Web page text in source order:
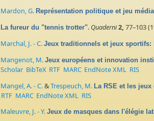
Mardon, G. Représentation politique et jeu
La fureur du "tennis trotter". Quaderni2, 77–103
Marchal, J. - C. Jeux traditionnels et jeux
Mangenot, M. Jeux européens et innovation
Scholar BibTeX RTF MARC EndNote XML RIS
Mangel, A. - C.&Trespeuch, M. La RSE et les
RTF MARC EndNote XML
RIS
Maleuvre, J. - Y. Jeux de masques dans l'élégie